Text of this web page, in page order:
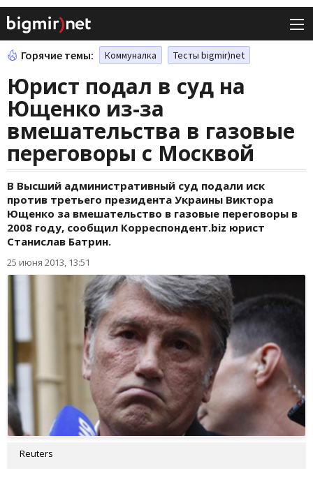
Горячие темы: Коммуналка Тесты bigmir)net
Юрист подал в суд на
Ющенко из-за
вмешательства в газовые
переговоры с Москвой
В Высший административный суд подали иск
против третьего президента Украины Виктора
Ющенко за вмешательство в газовые переговоры в
2008 году, сообщил Корреспондент.biz юрист
Станислав Батрин.
25 июня 2013, 13:51
Reuters